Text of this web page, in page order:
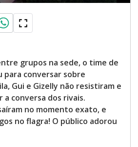
grupos na sede, o time de
para conversar sobre
Gui e Gizelly não resistiram e
conversa dos rivais.
no momento exato, e
no flagra! O público adorou